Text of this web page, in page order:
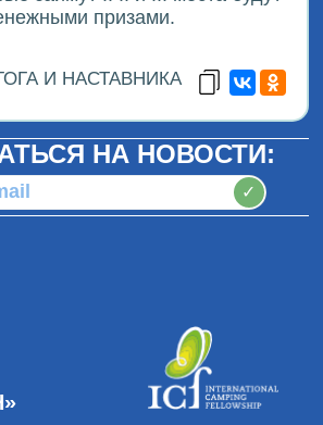
призами.
И НАСТАВНИКА
НА НОВОСТИ:
✓